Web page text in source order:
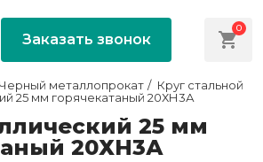
Заказать звонок
0
Черный металлопрокат
Круг стальной
25 мм горячекатаный 20ХН3А
25 мм
20ХН3А